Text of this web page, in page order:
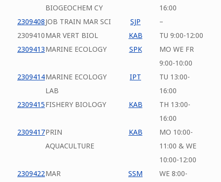
BIOGEOCHEM CY
16:00
2309408JOB TRAIN MAR SCI SJP
–
2309410MAR VERT BIOL KAB
TU 9:00-12:00
2309413MARINE ECOLOGY SPK
MO WE FR
9:00-10:00
2309414MARINE ECOLOGY
LAB
IPT
TU 13:00-
16:00
2309415FISHERY BIOLOGY KAB
TH 13:00-
16:00
2309417PRIN
AQUACULTURE
KAB
MO 10:00-
11:00 & WE
10:00-12:00
2309422MAR
SSM
WE 8:00-